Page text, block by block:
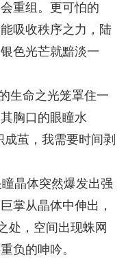
重组。更可怕的
吸收秩序之力，陆
色光芒就黯淡一
生命之光笼罩住一
胸口的眼瞳水
茧，我需要时间剥
晶体突然爆发出强
掌从晶体中伸出，
处，空间出现蛛网
负的呻吟。